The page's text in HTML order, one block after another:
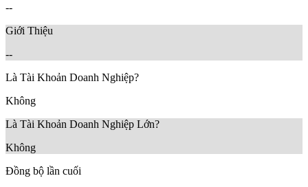
--
Giới Thiệu
--
Là Tài Khoản Doanh Nghiệp?
Không
Là Tài Khoản Doanh Nghiệp Lớn?
Không
Đồng bộ lần cuối